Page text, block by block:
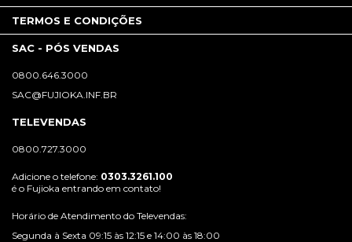
TERMOS E CONDIÇÕES
SAC - PÓS VENDAS
0800.646.3000
SAC@FUJIOKA.INF.BR
TELEVENDAS
0800.727.3000
Adicione o telefone: 0303.3261.100
é o Fujioka entrando em contato!
Horário de Atendimento do Televendas:
Segunda à Sexta 09:15 às 12:15 e 14:00 às 18:00